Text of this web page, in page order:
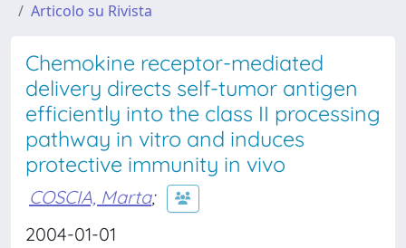
Articolo su Rivista
Chemokine receptor-mediated
delivery directs self-tumor antigen
efficiently into the class II processing
pathway in vitro and induces
protective immunity in vivo
COSCIA, Marta;
2004-01-01